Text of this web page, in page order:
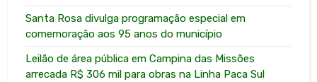
Santa Rosa divulga programação especial em
comemoração aos 95 anos do município
Leilão de área pública em Campina das Missões
arrecada R$ 306 mil para obras na Linha Paca Sul